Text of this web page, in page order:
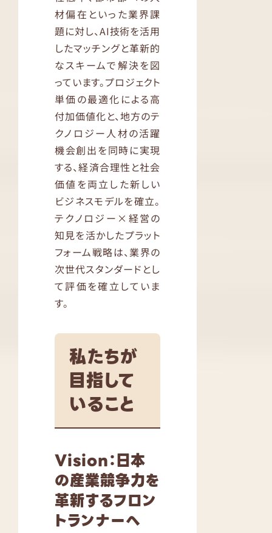
材偏在といった業界課
題に対し、AI技術を活用
したマッチングと革新的
なスキームで解決を図
っています。プロジェクト
単価の最適化による高
付加価値化と、地方のテ
クノロジー人材の活躍
機会創出を同時に実現
する、経済合理性と社会
価値を両立した新しい
ビジネスモデルを確立。
テクノロジー×経営の
知見を活かしたプラット
フォーム戦略は、業界の
次世代スタンダードとし
て評価を確立していま
す。
私たちが
目指して
いること
Vision：日本
の産業競争力を
革新するフロン
トランナーへ